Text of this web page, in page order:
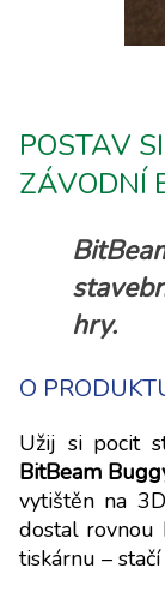
POSTAV
ZÁVODNÍ
hry.
O
Užij si pocit
BitBeam
vytištěn na
dostal rovnou
tiskárnu –